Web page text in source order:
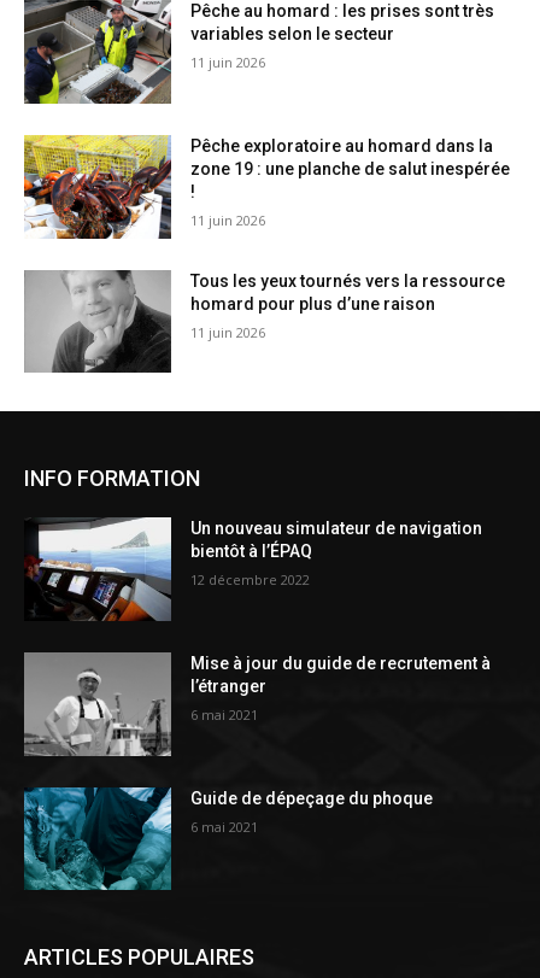
Pêche au homard : les prises sont très
variables selon le secteur
11 juin 2026
Pêche exploratoire au homard dans la
zone 19 : une planche de salut inespérée
!
11 juin 2026
Tous les yeux tournés vers la ressource
homard pour plus d’une raison
11 juin 2026
INFO FORMATION
Un nouveau simulateur de navigation
bientôt à l’ÉPAQ
12 décembre 2022
Mise à jour du guide de recrutement à
l’étranger
6 mai 2021
Guide de dépeçage du phoque
6 mai 2021
ARTICLES POPULAIRES